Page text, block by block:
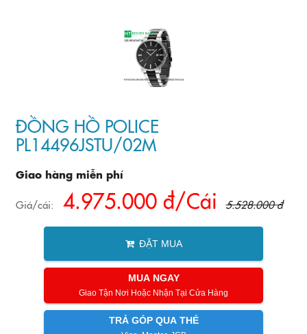
ĐỒNG HỒ POLICE
PL14496JSTU/02M
Giao hàng miễn phí
Giá/cái: 4.975.000 đ/Cái 5.528.000 đ
ĐẶT MUA
MUA NGAY
Giao Tận Nơi Hoặc Nhận Tại Cửa Hàng
TRẢ GÓP QUA THẺ